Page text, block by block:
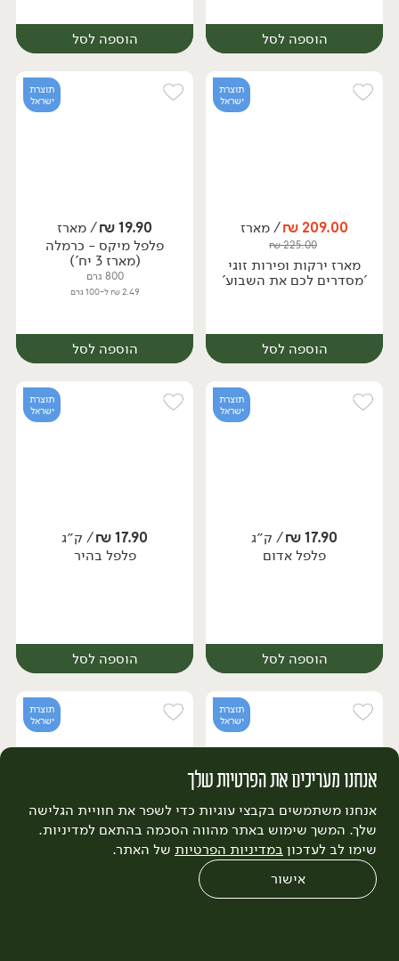
הוספה לסל
מארז
הוספה לסל
מארז
תוצרת
ישראל
209.00
₪/ מארז
225.00
₪
מארז ירקות ופירות זוגי
'מסדרים לכם את השבוע'
הוספה לסל
מארז
תוצרת
ישראל
19.90
₪/ מארז
פלפל מיקס - כרמלה
(מארז 3 יח')
800 גרם
2.49 ₪ ל-100 גרם
הוספה לסל
מארז
תוצרת
ישראל
17.90
₪/ ק״ג
פלפל אדום
הוספה לסל
יח׳ ק״ג
תוצרת
ישראל
17.90
₪/ ק״ג
פלפל בהיר
הוספה לסל
תוצרת
ישראל
14.90
₪ / ק״ג
פלפל ירוק
תוצרת
ישראל
19.90
אנחנו מעריכים את הפרטיות שלך
אנחנו משתמשים בקבצי עוגיות כדי לשפר את חוויית הגלישה
שלך. המשך שימוש באתר מהווה הסכמה בהתאם למדיניות.
שימו לב לעדכון במדיניות הפרטיות של האתר.
אישור